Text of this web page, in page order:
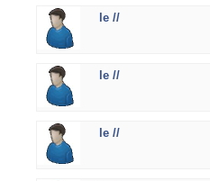
le //
le //
le //